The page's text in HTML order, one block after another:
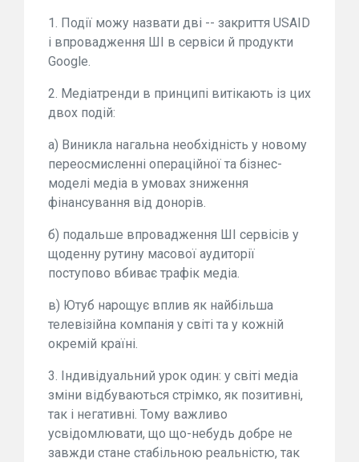
1. Події можу назвати дві -- закриття USAID
і впровадження ШI в сервіси й продукти
Google.
2. Медіатренди в принципі витікають із цих
двох подій:
а) Виникла нагальна необхідність у новому
переосмисленні операційної та бізнес-
моделі медіа в умовах зниження
фінансування від донорів.
б) подальше впровадження ШІ сервісів у
щоденну рутину масової аудиторії
поступово вбиває трафік медіа.
в) Ютуб нарощує вплив як найбільша
телевізійна компанія у світі та у кожній
окремій країні.
3. Індивідуальний урок один: у світі медіа
зміни відбуваються стрімко, як позитивні,
так і негативні. Тому важливо
усвідомлювати, що що-небудь добре не
завжди стане стабільною реальністю, так